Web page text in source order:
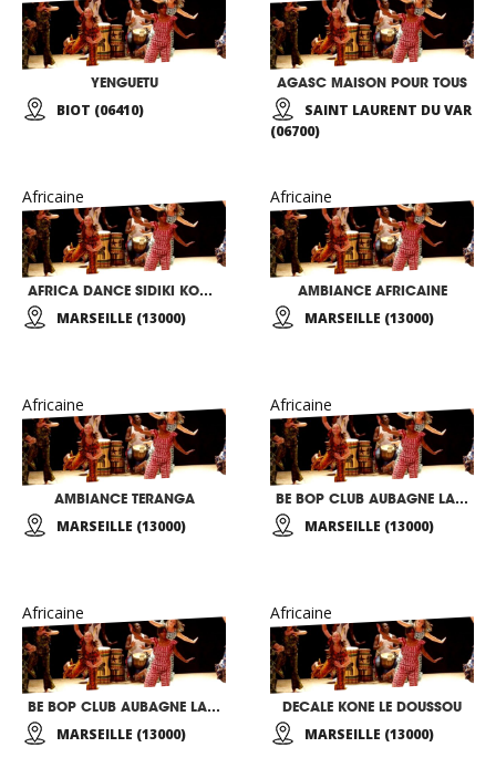
YENGUETU
BIOT (06410)
AGASC MAISON POUR TOUS
SAINT LAURENT DU VAR
(06700)
Africaine
AFRICA DANCE SIDIKI KOUMBASSA
MARSEILLE (13000)
Africaine
AMBIANCE AFRICAINE
MARSEILLE (13000)
Africaine
AMBIANCE TERANGA
MARSEILLE (13000)
Africaine
BE BOP CLUB AUBAGNE LA CIOTAT
MARSEILLE (13000)
Africaine
BE BOP CLUB AUBAGNE LA CIOTAT
MARSEILLE (13000)
Africaine
DECALE KONE LE DOUSSOU
MARSEILLE (13000)